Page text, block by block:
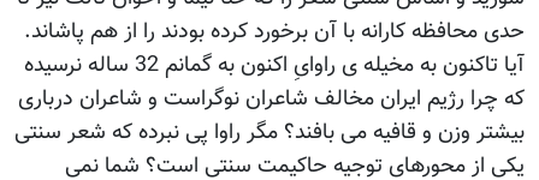
حدی محافظه کارانه با آن برخورد کرده بودند را از هم پاشاند.
آيا تاکنون به مخيله ی راوایِ اکنون به گمانم 32 ساله نرسيده
که چرا رژيم ايران مخالف شاعران نوگراست و شاعران درباری
بيشتر وزن و قافيه می بافند؟ مگر راوا پی نبرده که شعر سنتی
يکی از محورهای توجيه حاکيمت سنتی است؟ شما نمی